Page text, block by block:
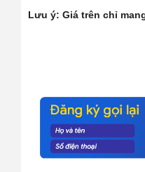
Lưu ý: Giá trên chỉ